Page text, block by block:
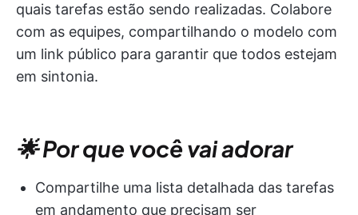
quais tarefas estão sendo realizadas. Colabore
com as equipes, compartilhando o modelo com
um link público para garantir que todos estejam
em sintonia.
🌟 Por que você vai adorar
Compartilhe uma lista detalhada das tarefas
em andamento que precisam ser